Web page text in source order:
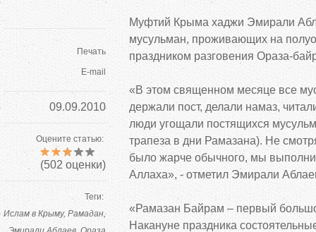
Печать
E-mail
09.09.2010
Оцените статью:
(502 оценки)
Теги:
Ислам в Крыму Рамадан
Муфтий Крыма хаджи Эмирали
мусульман, проживающих на
праздником разговения Ораза-
«В этом священном месяце все
держали пост, делали намаз,
люди угощали постящихся
трапеза в дни Рамазана). Не
было жарче обычного, мы
Аллаха», - отметил Эмирали
«Рамазан Байрам – первый
Накануне праздника